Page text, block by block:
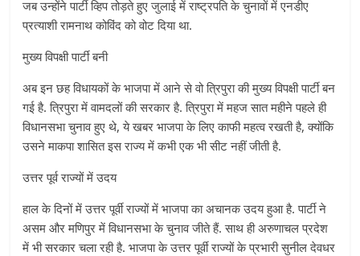
जब उन्होंने पार्टी व्हिप तोड़ते हुए जुलाई में राष्ट्रपति के चुनावों में एनडीए
प्रत्याशी रामनाथ कोविंद को वोट दिया था.
मुख्य विपक्षी पार्टी बनी
अब इन छह विधायकों के भाजपा में आने से वो त्रिपुरा की मुख्य विपक्षी पार्टी बन
गई है. त्रिपुरा में वामदलों की सरकार है. त्रिपुरा में महज सात महीने पहले ही
विधानसभा चुनाव हुए थे, ये खबर भाजपा के लिए काफी महत्व रखती है, क्योंकि
उसने माकपा शासित इस राज्य में कभी एक भी सीट नहीं जीती है.
उत्तर पूर्व राज्यों में उदय
हाल के दिनों में उत्तर पूर्वी राज्यों में भाजपा का अचानक उदय हुआ है. पार्टी ने
असम और मणिपुर में विधानसभा के चुनाव जीते हैं. साथ ही अरुणाचल प्रदेश
में भी सरकार चला रही है. भाजपा के उत्तर पूर्वी राज्यों के प्रभारी सुनील देवधर